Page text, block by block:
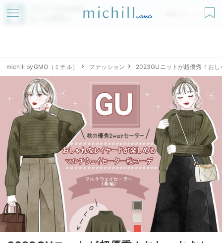
アプリでmichillが
無料ダウンロード
michill byGMO（ミチル） ファッション 2023GUニットが超優秀！お